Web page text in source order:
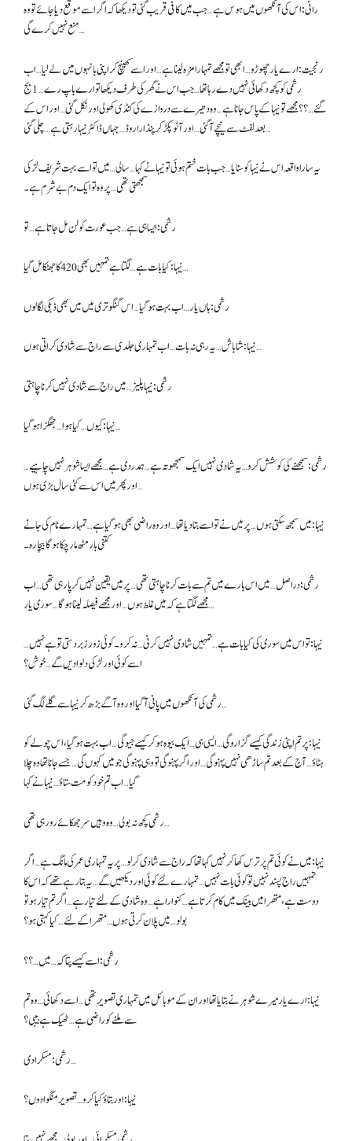
رانی: اس کی آنکھوں میں ہوس ہے… جب میں کافی قریب گئی تو دیکھا کہ اگر اسے موقع دیا جائے تو وہ
منع نہیں کرے گی…
رنجیت: ارے یار چھوڑو… ابھی تو مجھے تمہارا مزہ لینا ہے… اور اسے کھینچ کر اپنی بانہوں میں لے لیا… اب
رشمی کو کچھ دکھائی نہیں دے رہا تھا… جب اس نے گھر کی طرف دیکھا تو ارے باپ رے… 1 بج
گئے…؟؟ مجھے تو نیہا کے پاس جانا ہے… وہ دھیرے سے دروازے کی کنڈی کھولی اور نکل گئی… اور اس کے
بعد لفٹ سے نیچے آ گئی… اور آٹو پکڑ کر پنڈارا روڈ… جہاں ڈاکٹر نیہا رہتی ہے… چلی گئی…
یہ سارا واقعہ اس نے نیہا کو سنایا… جب بات ختم ہوئی تو نیہا نے کہا… سالی… میں تو اسے بہت شریف لڑکی
سمجھتی تھی… پر وہ تو ایک دم بے شرم ہے۔
رشمی: ایسا ہی ہے… جب عورت کو لن مل جاتا ہے… تو
نیہا: کیا بات ہے… لگتا ہے تمہیں بھی 420 کا جھٹکا مل گیا…
رشمی: ہاں یار… اب بہت ہو گیا… اس گنگوتری میں میں بھی ڈبکی لگا لوں
نیہا: شاباش… یہ رہی نہ بات… اب تمہاری جلدی سے راج سے شادی کراتی ہوں…
رشمی: نیہا پلیز… میں راج سے شادی نہیں کرنا چاہتی
نیہا: کیوں… کیا ہوا… جھگڑا ہو گیا…
رشمی: سمجھنے کی کوشش کرو… یہ شادی نہیں ایک سمجھوتہ ہے… ہمدردی ہے… مجھے ایسا شوہر نہیں چاہیے…
اور پھر میں اس سے کئی سال بڑی ہوں…
نیہا: میں سمجھ سکتی ہوں… پر میں نے تو اسے بتا دیا تھا… اور وہ راضی بھی ہو گیا ہے… تمہارے نام کی جانے
کتنی بار مٹھ مار چکا ہوگا بیچارہ۔
رشمی: دراصل… میں اس بارے میں تم سے بات کرنا چاہتی تھی… پر میں یقین نہیں کر پا رہی تھی… اب
مجھے لگتا ہے کہ میں غلط ہوں… اور مجھے فیصلہ لینا ہوگا… سوری یار…
نیہا: تو اس میں سوری کی کیا بات ہے… تمہیں شادی نہیں کرنی… نہ کرو۔ کوئی زور زبردستی تو ہے نہیں…
اسے کوئی اور لڑکی دلوا دیں گے… خوش؟
رشمی کی آنکھوں میں پانی آ گیا اور وہ آگے بڑھ کر نیہا سے گلے لگ گئی…
نیہا: پر تم اپنی زندگی کیسے گزارو گی… ایسی ہی… ایک بیوہ ہو کر کیسے جیو گی… اب بہت ہو گیا، اس چولے کو
ہٹاؤ… آج کے بعد تم ساڑھی نہیں پہنو گی… اور اگر پہنو گی تو وہی پہنو گی جو میں کہوں گی… جسے جانا تھا وہ چلا
گیا… اب تم خود کو مت ستاؤ… نیہا نے کہا
رشمی کچھ نہ بولی… وہ وہیں سر جھکائے رو رہی تھی…
نیہا: میں نے کوئی تم پر ترس کھا کر نہیں کہا تھا کہ راج سے شادی کر لو… پر یہ تمہاری عمر کی مانگ ہے… اگر
تمہیں راج پسند نہیں تو کوئی بات نہیں… تمہارے لئے کوئی اور دیکھیں گے… یہ بتا رہے تھے کہ اس کا
دوست ہے، متھرا میں بینک میں کام کرتا ہے… کنوارا ہے… وہ شادی کے لئے تیار ہے… اگر تم تیار ہو تو
بولو… میں پلان کرتی ہوں… متھرا کے لئے… کیا کہتی ہو؟
رشمی: اسے کیسے پتا کہ… میں…؟؟
نیہا: ارے یار میرے شوہر نے بتایا تھا اور ان کے موبائل میں تمہاری تصویر تھی… اسے دکھائی… وہ تم
سے ملنے کو راضی ہے… ٹھیک ہے بیبی؟
رشمی: مسکرا دی…
نیہا: اور بتاؤ کیا کرو… تصویر منگوا دوں؟